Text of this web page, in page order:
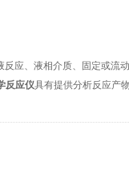
应、液相介质、固定或流
反应仪具有提供分析反应产